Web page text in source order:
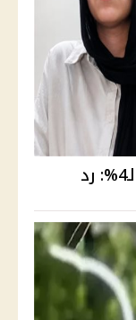
القصة الكاملة لأزمة ريم صاحبة الـ4%: رد